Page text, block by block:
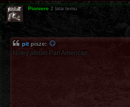
Pioniere 2 lata temu
pit pisze:
Nowy album Pan American.